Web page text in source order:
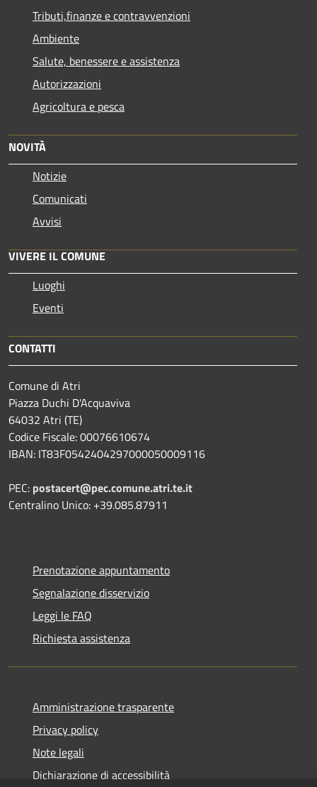
Tributi,finanze e contravvenzioni
Ambiente
Salute, benessere e assistenza
Autorizzazioni
Agricoltura e pesca
NOVITÀ
Notizie
Comunicati
Avvisi
VIVERE IL COMUNE
Luoghi
Eventi
CONTATTI
Comune di Atri
Piazza Duchi D'Acquaviva
64032 Atri (TE)
Codice Fiscale: 00076610674
IBAN: IT83F0542404297000050009116
PEC: postacert@pec.comune.atri.te.it
Centralino Unico: +39.085.87911
Prenotazione appuntamento
Segnalazione disservizio
Leggi le FAQ
Richiesta assistenza
Amministrazione trasparente
Privacy policy
Note legali
Dichiarazione di accessibilità